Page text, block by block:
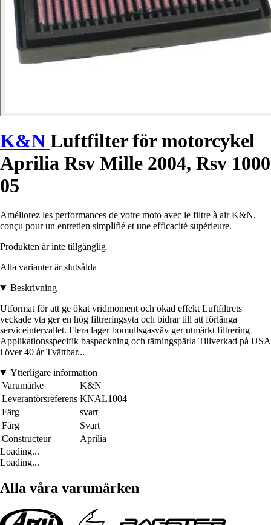
K&N Luftfilter för motorcykel
Aprilia Rsv Mille 2004, Rsv 1000
05
Améliorez les performances de votre moto avec le filtre à air K&N,
conçu pour un entretien simplifié et une efficacité supérieure.
Produkten är inte tillgänglig
Alla varianter är slutsålda
Beskrivning
Utformat för att ge ökat vridmoment och ökad effekt Luftfiltrets
veckade yta ger en hög filtreringsyta och bidrar till att förlänga
serviceintervallet. Flera lager bomullsgasväv ger utmärkt filtrering
Applikationsspecifik baspackning och tätningspärla Tillverkad på USA
i över 40 år Tvättbar...
Ytterligare information
Varumärke
K&N
Leverantörsreferens KNAL1004
Färg
svart
Färg
Svart
Constructeur
Aprilia
Loading...
Loading...
Alla våra varumärken